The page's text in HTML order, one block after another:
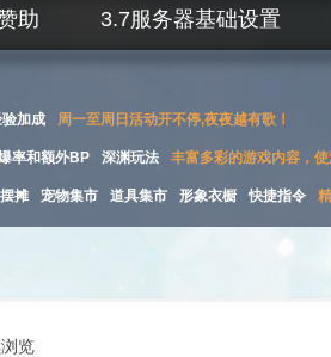
助 3.7服务器基础设置
加成 周一至周日活动开不停,夜夜越有歌！
率和额外BP 深渊玩法 丰富多彩的游戏内容，使
摊 宠物集市 道具集市 形象衣橱 快捷指令
览